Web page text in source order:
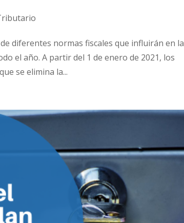
diferentes normas fiscales que influirán en la
el año. A partir del 1 de enero de 2021, los
se elimina la...